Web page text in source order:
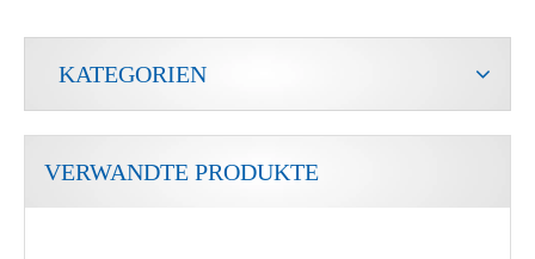
KATEGORIEN
VERWANDTE PRODUKTE
Sicherheitskupferlegierung Camping LPG Ventil